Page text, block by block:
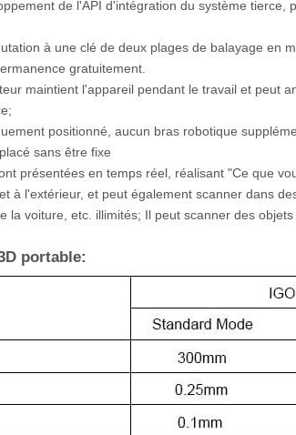
de l'API d'intégration du système tierce,
à une clé de deux plages de balayage en
gratuitement.
maintient l'appareil pendant le travail et peut
positionné, aucun bras robotique
sans être fixe
présentées en temps réel, réalisant "Ce que
à l'extérieur, et peut également scanner dans
la voiture, etc. illimités; Il peut scanner des
portable: